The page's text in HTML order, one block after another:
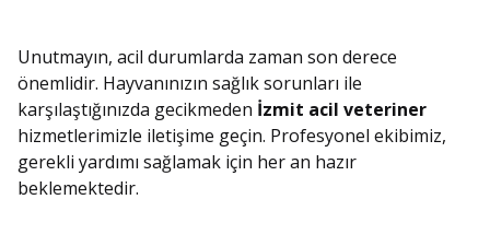
Unutmayın, acil durumlarda zaman son derece
önemlidir. Hayvanınızın sağlık sorunları ile
karşılaştığınızda gecikmeden İzmit acil veteriner
hizmetlerimizle iletişime geçin. Profesyonel ekibimiz,
gerekli yardımı sağlamak için her an hazır
beklemektedir.